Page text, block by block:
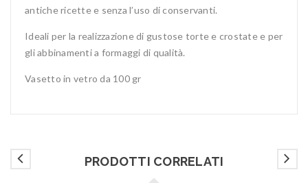
antiche ricette e senza l’uso di conservanti.
Ideali per la realizzazione di gustose torte e crostate e per
gli abbinamenti a formaggi di qualità.
Vasetto in vetro da 100 gr
PRODOTTI CORRELATI